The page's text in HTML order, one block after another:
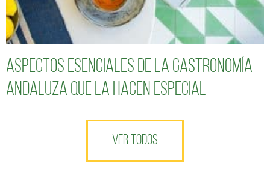
Aspectos esenciales de la gastronomía
andaluza que la hacen especial
VER TODOS